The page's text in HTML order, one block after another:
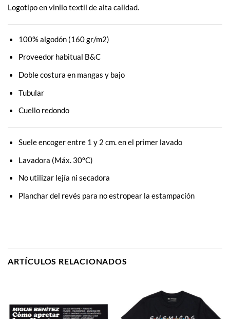
Logotipo en vinilo textil de alta calidad.
100% algodón (160 gr/m2)
Proveedor habitual B&C
Doble costura en mangas y bajo
Tubular
Cuello redondo
Suele encoger entre 1 y 2 cm. en el primer lavado
Lavadora (Máx. 30ºC)
No utilizar lejía ni secadora
Planchar del revés para no estropear la estampación
ARTÍCULOS RELACIONADOS